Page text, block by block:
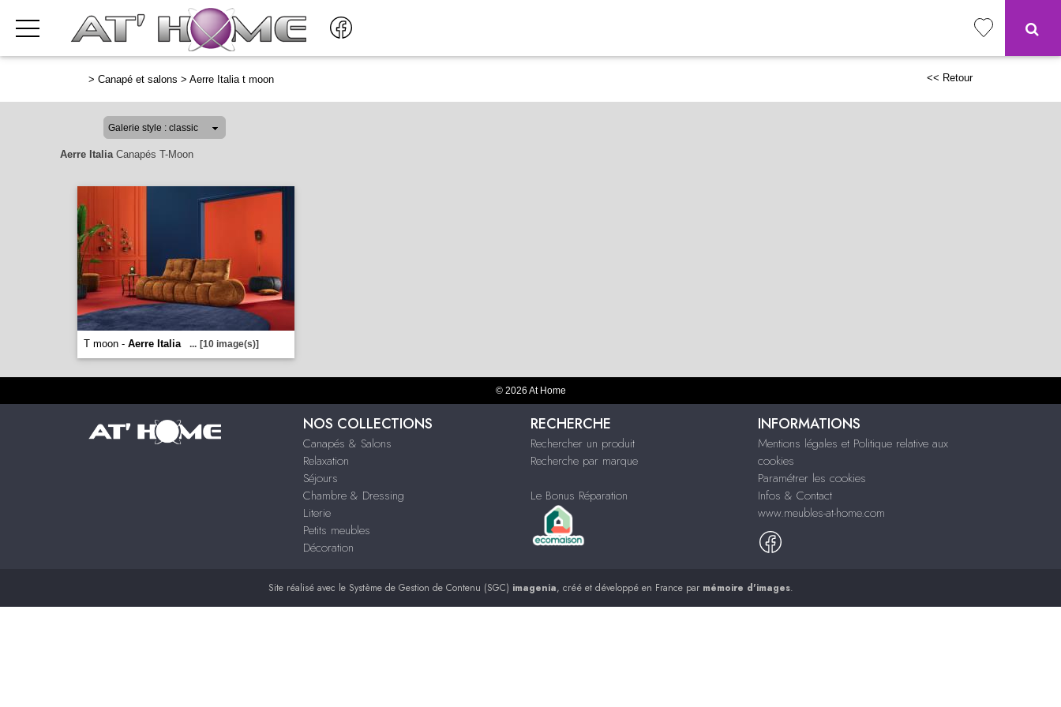
> Canapé et salons > Aerre Italia t moon << Retour
Aerre ItaliaCanapés T-Moon
T moon - Aerre Italia ... [10 image(s)]
© 2026 At Home
NOS COLLECTIONS
Canapés & Salons
Relaxation
Séjours
Chambre & Dressing
Literie
Petits meubles
Décoration
RECHERCHE
Rechercher un produit
Recherche par marque
Le Bonus Réparation
INFORMATIONS
Mentions légales et Politique relative aux
cookies
Paramétrer les cookies
Infos & Contact
www.meubles-at-home.com
Site réalisé avec le Système de Gestion de Contenu (SGC) imagenia, créé et développé en France par mémoire d'images.